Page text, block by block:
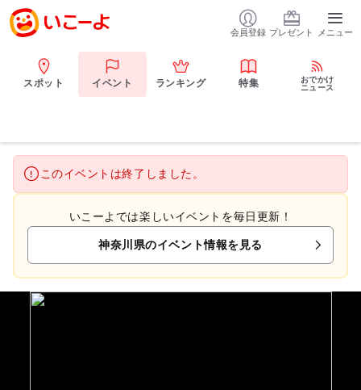
会員登録 プレゼント メニュー
スポット イベント ランキング 特集
おでかけ
ニュース
このイベントは終了しました。
いこーよでは楽しいイベントを毎日更新！
神奈川県のイベント情報を見る